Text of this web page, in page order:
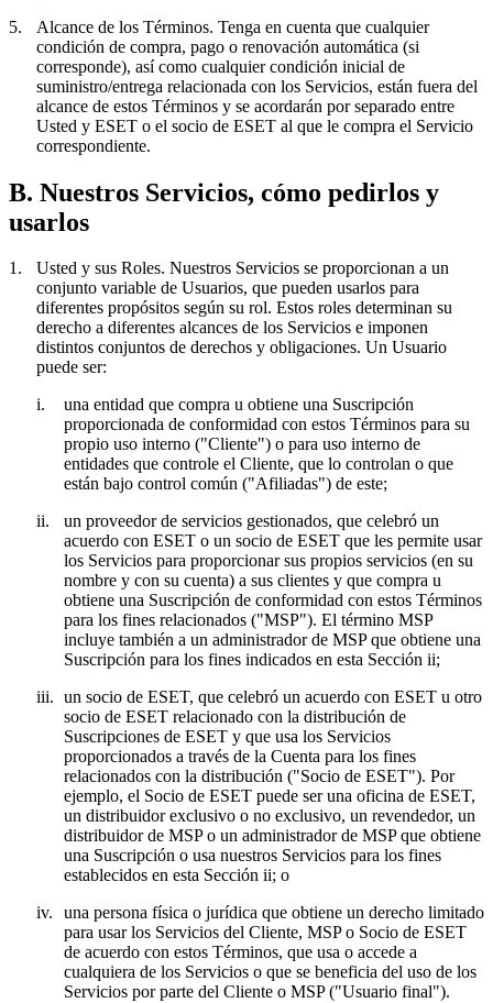
5.
Alcance de los Términos. Tenga en cuenta que cualquier
condición de compra, pago o renovación automática (si
corresponde), así como cualquier condición inicial de
suministro/entrega relacionada con los Servicios, están fuera del
alcance de estos Términos y se acordarán por separado entre
Usted y ESET o el socio de ESET al que le compra el Servicio
correspondiente.
B. Nuestros Servicios, cómo pedirlos y
usarlos
1. Usted y sus Roles. Nuestros Servicios se proporcionan a un
conjunto variable de Usuarios, que pueden usarlos para
diferentes propósitos según su rol. Estos roles determinan su
derecho a diferentes alcances de los Servicios e imponen
distintos conjuntos de derechos y obligaciones. Un Usuario
puede ser:
i.
una entidad que compra u obtiene una Suscripción
proporcionada de conformidad con estos Términos para su
propio uso interno ("Cliente") o para uso interno de
entidades que controle el Cliente, que lo controlan o que
están bajo control común ("Afiliadas") de este;
ii.
un proveedor de servicios gestionados, que celebró un
acuerdo con ESET o un socio de ESET que les permite usar
los Servicios para proporcionar sus propios servicios (en su
nombre y con su cuenta) a sus clientes y que compra u
obtiene una Suscripción de conformidad con estos Términos
para los fines relacionados ("MSP"). El término MSP
incluye también a un administrador de MSP que obtiene una
Suscripción para los fines indicados en esta Sección ii;
iii. un socio de ESET, que celebró un acuerdo con ESET u otro
socio de ESET relacionado con la distribución de
Suscripciones de ESET y que usa los Servicios
proporcionados a través de la Cuenta para los fines
relacionados con la distribución ("Socio de ESET"). Por
ejemplo, el Socio de ESET puede ser una oficina de ESET,
un distribuidor exclusivo o no exclusivo, un revendedor, un
distribuidor de MSP o un administrador de MSP que obtiene
una Suscripción o usa nuestros Servicios para los fines
establecidos en esta Sección ii; o
iv.
una persona física o jurídica que obtiene un derecho limitado
para usar los Servicios del Cliente, MSP o Socio de ESET
de acuerdo con estos Términos, que usa o accede a
cualquiera de los Servicios o que se beneficia del uso de los
Servicios por parte del Cliente o MSP ("Usuario final").